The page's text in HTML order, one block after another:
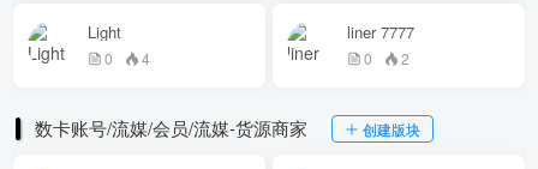
Light
0 4
liner 7777
0 2
数卡账号/流媒/会员/流媒-货源商家 创建版块